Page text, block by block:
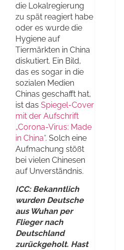
die Lokalregierung
zu spät reagiert habe
oder es wurde die
Hygiene auf
Tiermärkten in China
diskutiert. Ein Bild,
das es sogar in die
sozialen Medien
Chinas geschafft hat,
ist das Spiegel-Cover
mit der Aufschrift
„Corona-Virus: Made
in China“. Solch eine
Aufmachung stößt
bei vielen Chinesen
auf Unverständnis.
ICC: Bekanntlich
wurden Deutsche
aus Wuhan per
Flieger nach
Deutschland
zurückgeholt. Hast